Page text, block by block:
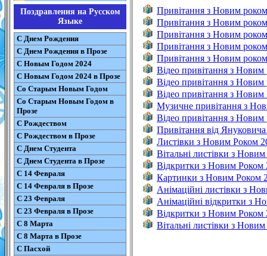
Поздравления на Русском
Языке
С Днем Рождения
С Днем Рождения в Прозе
С Новым Годом 2024
С Новым Годом 2024 в Прозе
Со Старым Новым Годом
Со Старым Новым Годом в
Прозе
С Рождеством
С Рождеством в Прозе
С Днем Студента
С Днем Студента в Прозе
С 14 Февраля
С 14 Февраля в Прозе
С 23 Февраля
С 23 Февраля в Прозе
С 8 Марта
С 8 Марта в Прозе
С Пасхой
Привітання з Новим
Привітання з Новим
Привітання з Новим
Привітання з Новим
Привітання з Новим
Відео привітання з
Відео привітання з
Відео привітання з Новим
Музичне привітання з
Відео привітання з
Привітання від
Листівки з Новим Роком
Вітальні листівки з
Відкритки з Новим Роком
Картинки з Новим Роком
Анімаційні листівки з
Анімаційні відкритки з
Відкритки з Новим Роком
Вітальні листівки з